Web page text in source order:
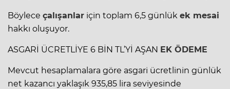
Böylece çalışanlar için toplam 6,5 günlük ek mesai
hakkı oluşuyor.
ASGARİ ÜCRETLİYE 6 BİN TL’Yİ AŞAN EK ÖDEME
Mevcut hesaplamalara göre asgari ücretlinin günlük
net kazancı yaklaşık 935,85 lira seviyesinde